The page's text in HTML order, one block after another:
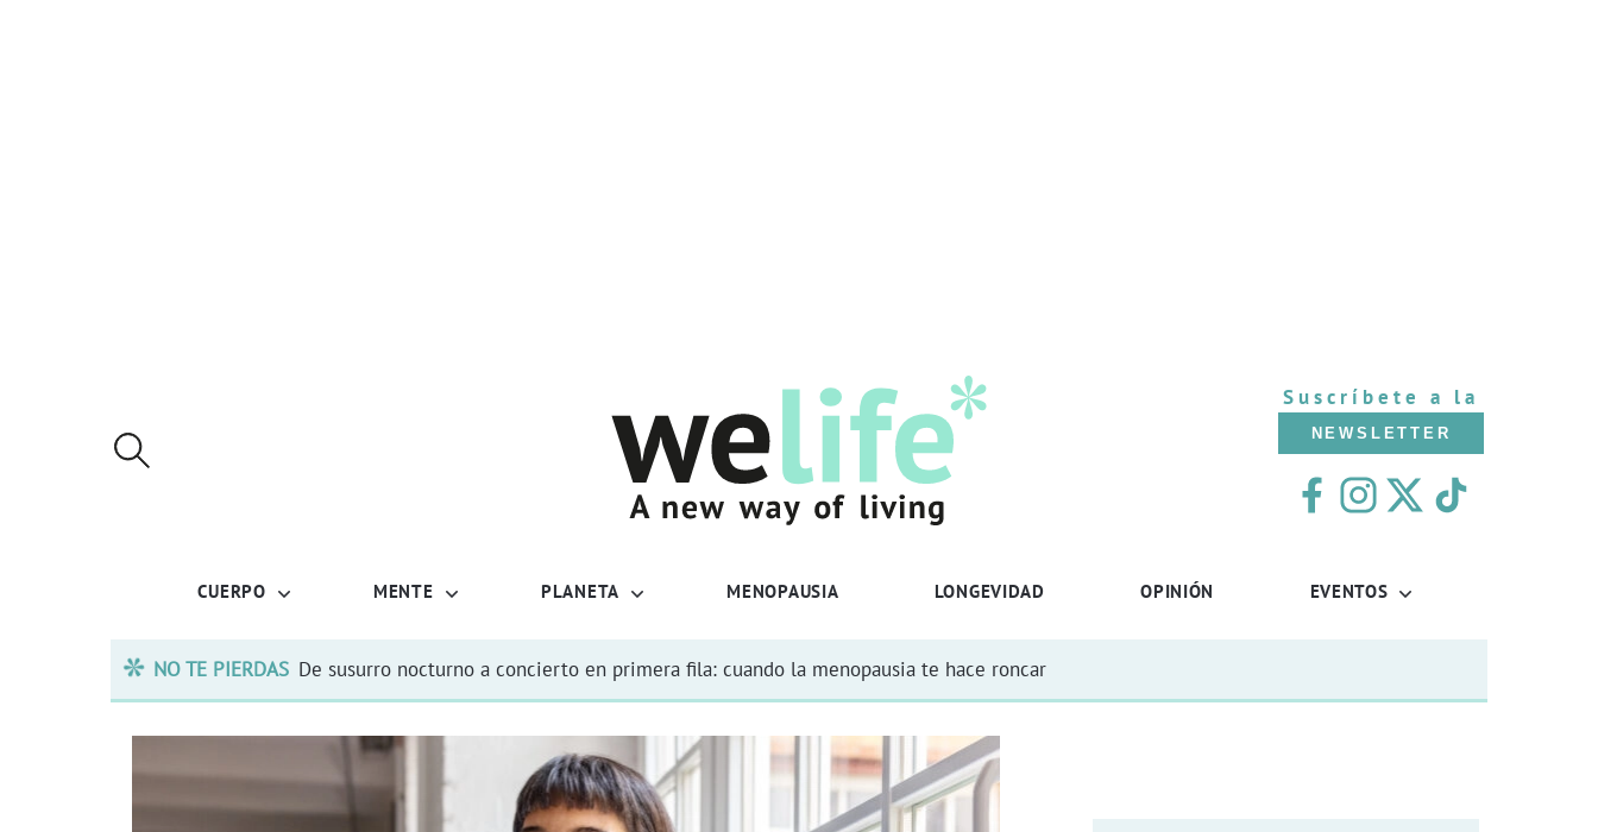
Suscríbete a la
NEWSLETTER
CUERPO MENTE PLANETA MENOPAUSIA LONGEVIDAD OPINIÓN EVENTOS
NO TE PIERDAS De susurro nocturno a concierto en primera fila: cuando la menopausia te hace roncar